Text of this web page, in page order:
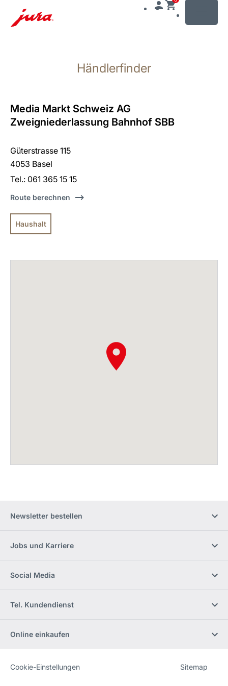
wechseln
Händlerfinder
Media Markt Schweiz AG
Zweigniederlassung Bahnhof SBB
Güterstrasse 115
4053 Basel
Tel.: 061 365 15 15
Route berechnen
Haushalt
Newsletter bestellen
Jobs und Karriere
Social Media
Tel. Kundendienst
Online einkaufen
Website
[Website
Cookie-Einstellungen Sitemap